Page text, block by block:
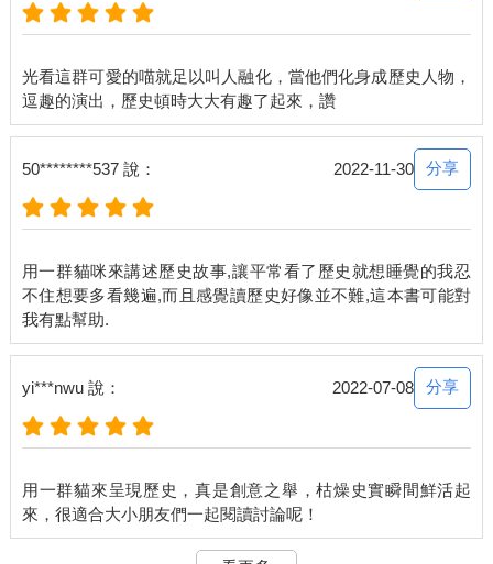
光看這群可愛的喵就足以叫人融化，當他們化身成歷史人物，
逗趣的演出，歷史頓時大大有趣了起來，讚
50********537 說： 2022-11-30 分享
用一群貓咪來講述歷史故事,讓平常看了歷史就想睡覺的我忍
不住想要多看幾遍,而且感覺讀歷史好像並不難,這本書可能對
yi***nwu 說： 2022-07-08 分享
用一群貓來呈現歷史，真是創意之舉，枯燥史實瞬間鮮活起